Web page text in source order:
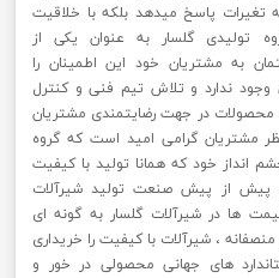
تغیرات پاسخ میدهد بلکه با خلاقیت
تولیدی گلسار به عنوان یکی از
به مشتریان خود این اطمینان را
وجود ندارد و تلاش تیم فنی و کنترل
محصولات در جهت رضایتمندی مشتریان
مشتریان گرامی امید است که گروه
انداز خود که همانا تولید با کیفیت
پیش از پیش صنعت تولید شیرآلات
ها در شیرآلات گلسار به گونه ای
، شیرآلات با کیفیت را خریداری
های جهانی محصولی در خور و